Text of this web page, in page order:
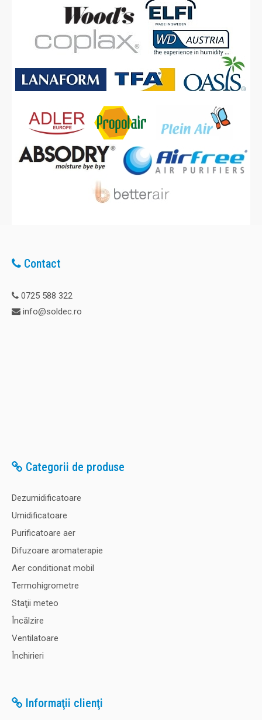
Contact
0725 588 322
info@soldec.ro
Categorii de produse
Dezumidificatoare
Umidificatoare
Purificatoare aer
Difuzoare aromaterapie
Aer conditionat mobil
Termohigrometre
Staţii meteo
Încălzire
Ventilatoare
Închirieri
Informaţii clienţi